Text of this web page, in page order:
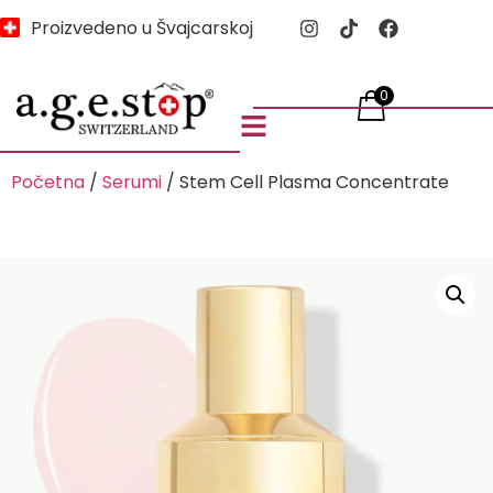
Proizvedeno u Švajcarskoj
0
Početna / Serumi / Stem Cell Plasma Concentrate